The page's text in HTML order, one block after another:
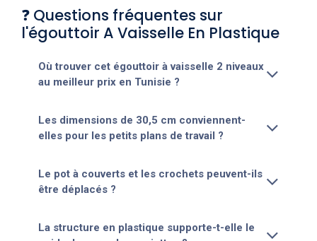
❓ Questions fréquentes sur
l'égouttoir A Vaisselle En Plastique
Où trouver cet égouttoir à vaisselle 2 niveaux
au meilleur prix en Tunisie ?
Les dimensions de 30,5 cm conviennent-
elles pour les petits plans de travail ?
Le pot à couverts et les crochets peuvent-ils
être déplacés ?
La structure en plastique supporte-t-elle le